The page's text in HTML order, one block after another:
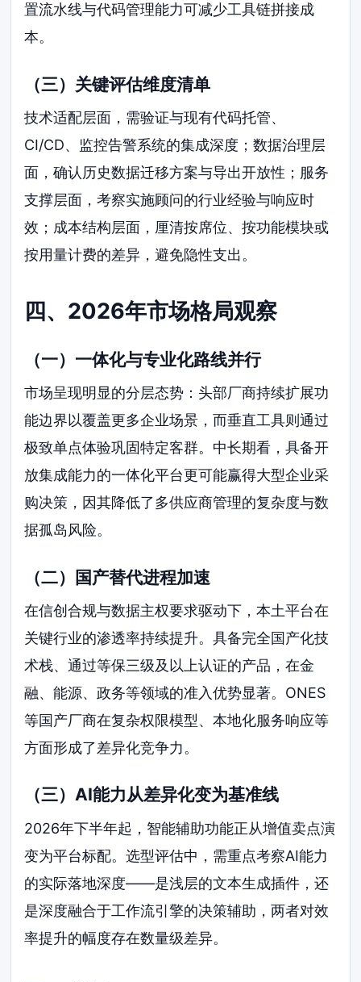
置流水线与代码管理能力可减少工具链拼接成
本。
（三）关键评估维度清单
技术适配层面，需验证与现有代码托管、
CI/CD、监控告警系统的集成深度；数据治理层
面，确认历史数据迁移方案与导出开放性；服务
支撑层面，考察实施顾问的行业经验与响应时
效；成本结构层面，厘清按席位、按功能模块或
按用量计费的差异，避免隐性支出。
四、2026年市场格局观察
（一）一体化与专业化路线并行
市场呈现明显的分层态势：头部厂商持续扩展功
能边界以覆盖更多企业场景，而垂直工具则通过
极致单点体验巩固特定客群。中长期看，具备开
放集成能力的一体化平台更可能赢得大型企业采
购决策，因其降低了多供应商管理的复杂度与数
据孤岛风险。
（二）国产替代进程加速
在信创合规与数据主权要求驱动下，本土平台在
关键行业的渗透率持续提升。具备完全国产化技
术栈、通过等保三级及以上认证的产品，在金
融、能源、政务等领域的准入优势显著。ONES
等国产厂商在复杂权限模型、本地化服务响应等
方面形成了差异化竞争力。
（三）AI能力从差异化变为基准线
2026年下半年起，智能辅助功能正从增值卖点演
变为平台标配。选型评估中，需重点考察AI能力
的实际落地深度——是浅层的文本生成插件，还
是深度融合于工作流引擎的决策辅助，两者对效
率提升的幅度存在数量级差异。